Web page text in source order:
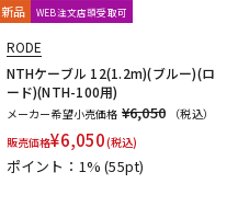
新品 WEB注文店頭受取可
RODE
NTHケーブル 12(1.2m)(ブルー)(ロ
ード)(NTH-100用)
メーカー希望小売価格 ¥6,050
（税込）
販売価格¥6,050(税込)
ポイント：1%(55pt)